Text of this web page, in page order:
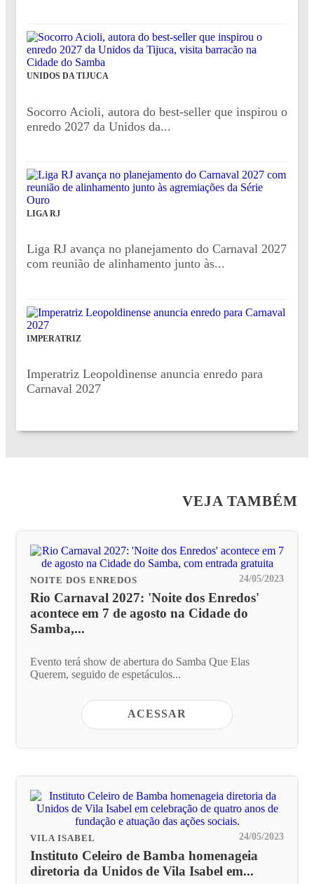
UNIDOS DA TIJUCA
Socorro Acioli, autora do best-seller que inspirou o
enredo 2027 da Unidos da...
LIGA RJ
Liga RJ avança no planejamento do Carnaval 2027
com reunião de alinhamento junto às...
IMPERATRIZ
Imperatriz Leopoldinense anuncia enredo para
Carnaval 2027
VEJA TAMBÉM
NOITE DOS ENREDOS 24/05/2023
Rio Carnaval 2027: 'Noite dos Enredos'
acontece em 7 de agosto na Cidade do
Samba,...
Evento terá show de abertura do Samba Que Elas
Querem, seguido de espetáculos...
ACESSAR
VILA ISABEL 24/05/2023
Instituto Celeiro de Bamba homenageia
diretoria da Unidos de Vila Isabel em...